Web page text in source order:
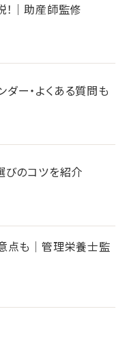
！｜助産師監修
ー・よくある質問も
びのコツを紹介
点も│管理栄養士監